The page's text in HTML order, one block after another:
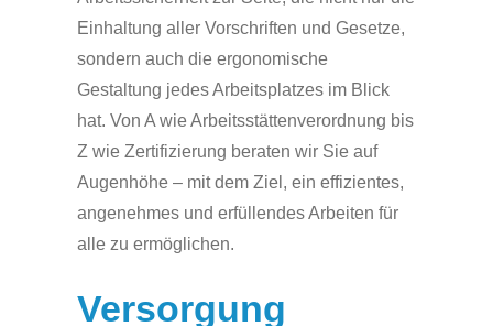
Einhaltung aller Vorschriften und Gesetze,
sondern auch die ergonomische
Gestaltung jedes Arbeitsplatzes im Blick
hat. Von A wie Arbeitsstättenverordnung bis
Z wie Zertifizierung beraten wir Sie auf
Augenhöhe – mit dem Ziel, ein effizientes,
angenehmes und erfüllendes Arbeiten für
alle zu ermöglichen.
Versorgung